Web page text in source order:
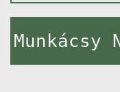
Munkácsy